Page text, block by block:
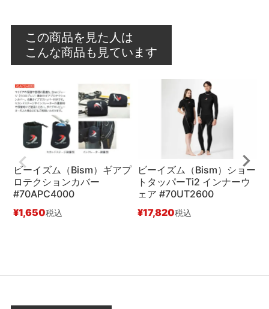
この商品を見た人は
こんな商品も見ています
ビーイズム（Bism）ギアプ
ロテクションカバー
#70APC4000
¥1,650税込
ビーイズム（Bism）ショー
トタッパーTi2 インナーウ
ェア #70UT2600
¥17,820税込